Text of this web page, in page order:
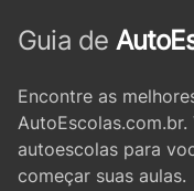
Guia de
Encontre as
autoescolas para
começar suas aulas.